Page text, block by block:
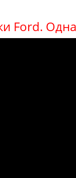
Ford.